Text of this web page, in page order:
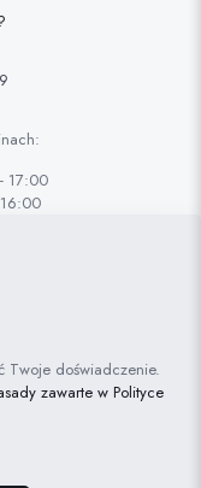
17:00
|
Projektowanie
Twoje doświadczenie.
zawarte w Polityce